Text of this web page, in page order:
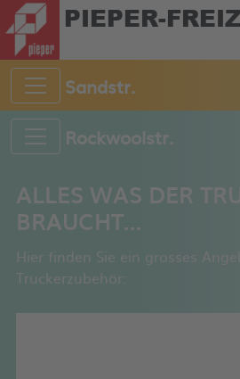
PIEPER-
Sandstr.
Rockwoolstr.
ALLES WAS DER
BRAUCHT...
Hier finden Sie ein grosses
Truckerzubehör: